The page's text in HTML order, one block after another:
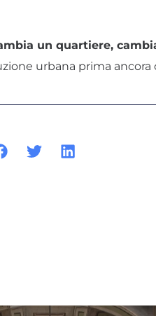
un quartiere,
urbana prima ancora